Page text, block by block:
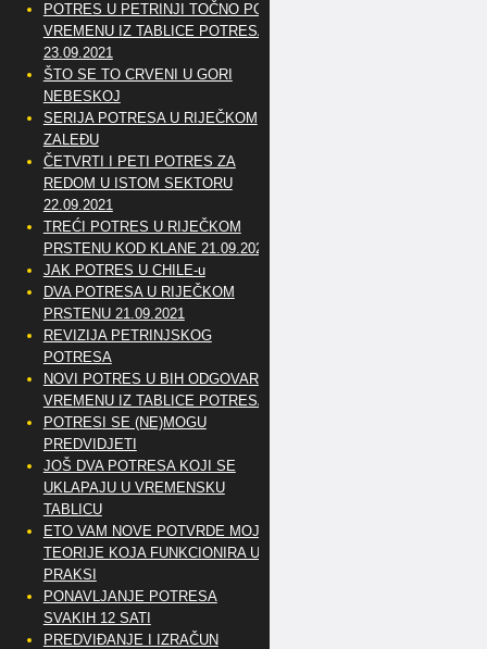
POTRES U PETRINJI TOČNO PO
VREMENU IZ TABLICE POTRESA
23.09.2021
ŠTO SE TO CRVENI U GORI
NEBESKOJ
SERIJA POTRESA U RIJEČKOM
ZALEĐU
ČETVRTI I PETI POTRES ZA
REDOM U ISTOM SEKTORU
22.09.2021
TREĆI POTRES U RIJEČKOM
PRSTENU KOD KLANE 21.09.2021
JAK POTRES U CHILE-u
DVA POTRESA U RIJEČKOM
PRSTENU 21.09.2021
REVIZIJA PETRINJSKOG
POTRESA
NOVI POTRES U BIH ODGOVARA
VREMENU IZ TABLICE POTRESA
POTRESI SE (NE)MOGU
PREDVIDJETI
JOŠ DVA POTRESA KOJI SE
UKLAPAJU U VREMENSKU
TABLICU
ETO VAM NOVE POTVRDE MOJE
TEORIJE KOJA FUNKCIONIRA U
PRAKSI
PONAVLJANJE POTRESA
SVAKIH 12 SATI
PREDVIĐANJE I IZRAČUN